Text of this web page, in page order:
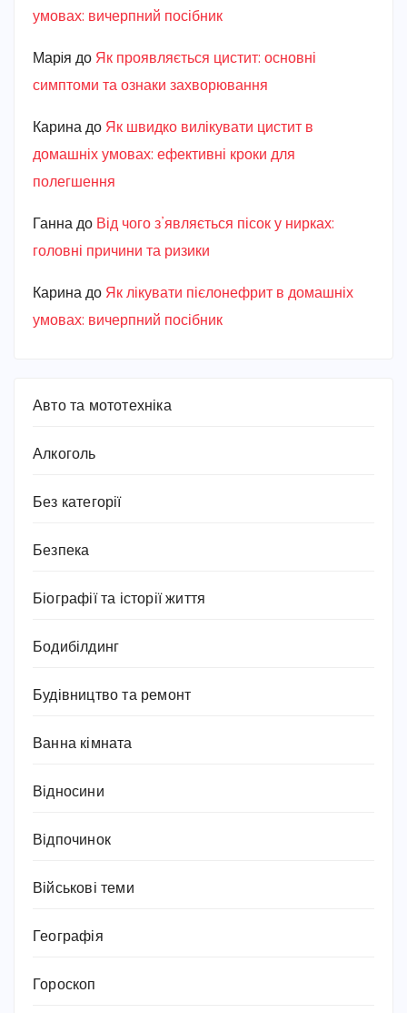
умовах: вичерпний посібник
Марiя до Як проявляється цистит: основні
симптоми та ознаки захворювання
Карина до Як швидко вилікувати цистит в
домашніх умовах: ефективні кроки для
полегшення
Ганна до Від чого з’являється пісок у нирках:
головні причини та ризики
Карина до Як лікувати пієлонефрит в домашніх
умовах: вичерпний посібник
Авто та мототехніка
Алкоголь
Без категорії
Безпека
Біографії та історії життя
Бодибілдинг
Будівництво та ремонт
Ванна кімната
Відносини
Відпочинок
Військові теми
Географія
Гороскоп